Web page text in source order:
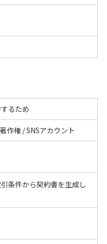
るため
作権 / SNSアカウント
条件から契約書を生成し